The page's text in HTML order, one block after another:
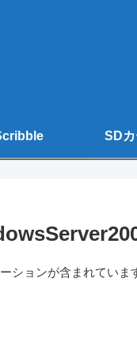
SD
ションが含まれていま